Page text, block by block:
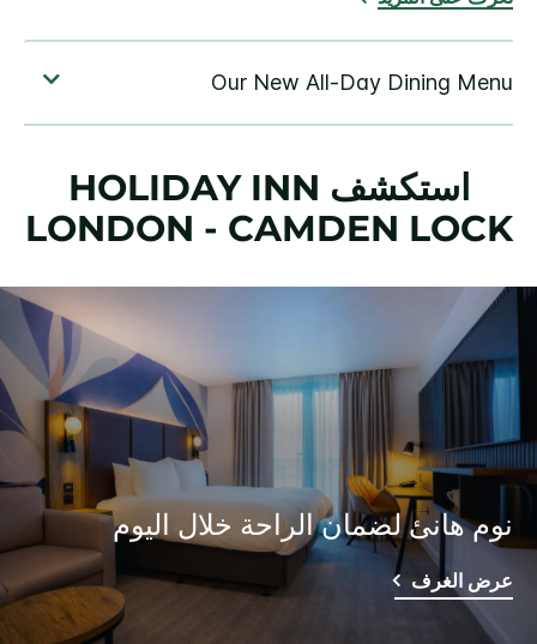
استكشف HOLIDAY INN
LONDON - CAMDEN LOCK
نوم هانئ لضمان الراحة خلال اليوم
عرض الغرف